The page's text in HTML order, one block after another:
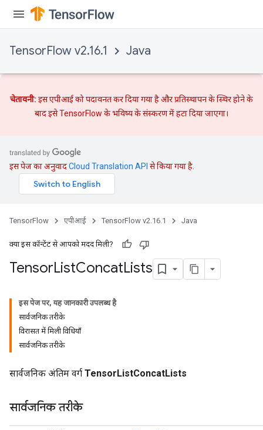
TensorFlow v2.16.1 Java
चेतावनी: इस एपीआई को पदावनत कर दिया गया है औरप्रतिस्थापनके स्थिर होने के
बाद इसे TensorFlow के भविष्य के संस्करण में हटा दिया जाएगा।
इस पेज का अनुवादCloud Translation API से किया गया है.
TensorFlow एपीआई TensorFlow v2.16.1 Java
क्या इस कॉन्टेंट से आपको मदद मिली?
TensorListConcatLists
इस पेज पर, यह जानकारी उपलब्ध है
सार्वजनिक तरीके
विरासत में मिली विधियाँ
सार्वजनिक तरीके
सार्वजनिक अंतिम वर्ग TensorListConcatLists
सार्वजनिक तरीके